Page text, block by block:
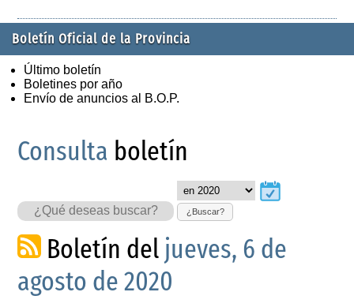
Boletín Oficial de la Provincia
Último boletín
Boletines por año
Envío de anuncios al B.O.P.
Consulta boletín
¿Buscar?
Boletín del jueves, 6 de
agosto de 2020